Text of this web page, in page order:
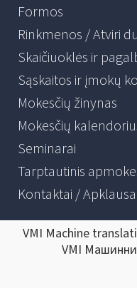
Formos
Rinkmenos / Atviri
Skaičiuoklės ir
Sąskaitos ir įmokų
Mokesčių žinynas
Mokesčių
Seminarai
Tarptautinis
Kontaktai / Apklausa
VMI Machine
VMI